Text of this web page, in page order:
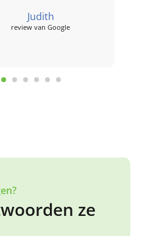
spelactiviteiten
doen.
Judith
review van Google
ze